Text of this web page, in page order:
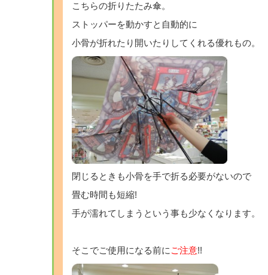
こちらの折りたたみ傘。
ストッパーを動かすと自動的に
小骨が折れたり開いたりしてくれる優れもの。
閉じるときも小骨を手で折る必要がないので
畳む時間も短縮!
手が濡れてしまうという事も少なくなります。
そこでご使用になる前に ご注意!!